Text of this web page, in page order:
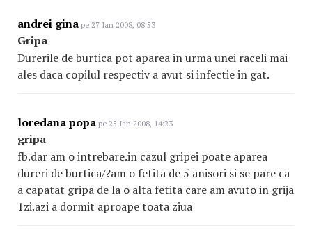
andrei gina pe 27 Ian 2008, 08:53
Gripa
Durerile de burtica pot aparea in urma unei raceli mai
ales daca copilul respectiv a avut si infectie in gat.
loredana popa pe 25 Ian 2008, 14:23
gripa
fb.dar am o intrebare.in cazul gripei poate aparea
dureri de burtica/?am o fetita de 5 anisori si se pare ca
a capatat gripa de la o alta fetita care am avuto in grija
1zi.azi a dormit aproape toata ziua